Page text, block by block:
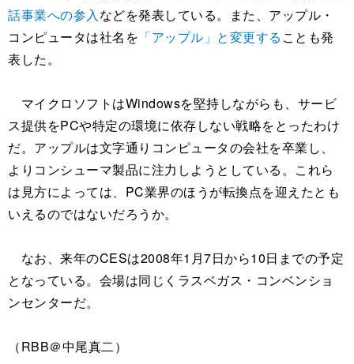
話事業への参入などを発表している。また、アップル・
コンピュータは社名を 「アップル」と変更する ことも発
表した。
マイクロソフトはWindowsを堅持しながらも、サービ
ス提供をPCや特定の環境に依存しない戦略をとったわけ
だ。アップルは文字通りコンピュータの会社を卒業し、
よりコンシューマ製品に注力しようとしている。これら
は見方によっては、PC業界のほうが転換点を迎えたとも
いえるのではないだろうか。
なお、来年のCESは2008年1月7日から10日までの予定
となっている。会場は同じくラスベガス・コンベンショ
ンセンターだ。
（RBB＠中尾真二）